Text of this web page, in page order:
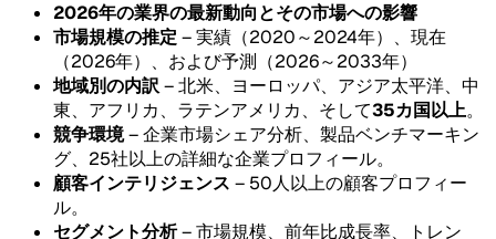
2026年の業界の最新動向とその市場への影響
市場規模の推定– 実績（2020～2024年）、現在
（2026年）、および予測（2026～2033年）
地域別の内訳– 北米、ヨーロッパ、アジア太平洋、中
東、アフリカ、ラテンアメリカ、そして35カ国以上。
競争環境– 企業市場シェア分析、製品ベンチマーキン
グ、25社以上の詳細な企業プロフィール。
顧客インテリジェンス – 50人以上の顧客プロフィー
ル。
セグメント分析– 市場規模、前年比成長率、トレン